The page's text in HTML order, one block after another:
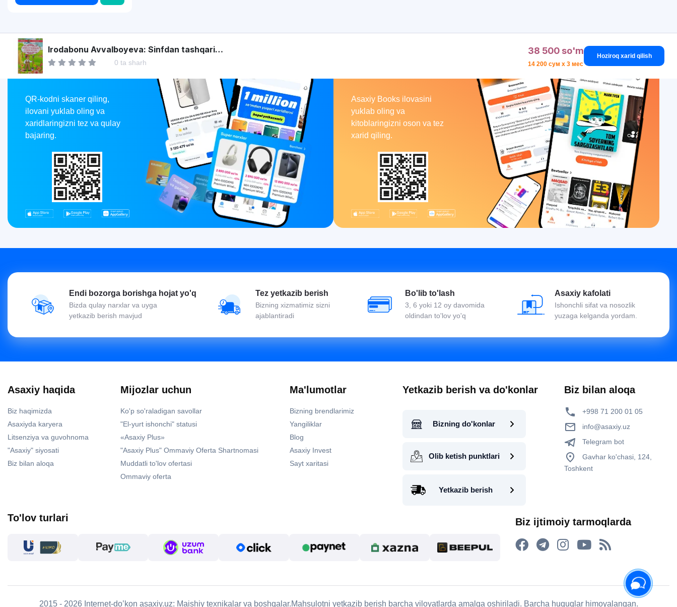
Irodabonu Avvalboyeva: Sinfdan tashqari
o‘qish kitobi 3
0 ta sharh
38 500 so'm
14 200 сум x 3 мес
Hoziroq xarid qilish
Asaxiy
Market
QR-kodni skaner qiling,
ilovani yuklab oling va
xaridlaringizni tez va qulay
bajaring.
Asaxiy Books ilovasini
yuklab oling va
kitoblaringizni oson va tez
xarid qiling.
Endi bozorga borishga hojat yo'q
Bizda qulay narxlar va uyga
yetkazib berish mavjud
Tez yetkazib berish
Bizning xizmatimiz sizni
ajablantiradi
Bo'lib to'lash
3, 6 yoki 12 oy davomida
oldindan to'lov yo'q
Asaxiy kafolati
Ishonchli sifat va nosozlik
yuzaga kelganda yordam.
Asaxiy haqida
Biz haqimizda
Asaxiyda karyera
Litsenziya va guvohnoma
"Asaxiy" siyosati
Biz bilan aloqa
Mijozlar uchun
Ko'p so'raladigan savollar
"El-yurt ishonchi" statusi
«Asaxiy Plus»
"Asaxiy Plus" Ommaviy Oferta Shartnomasi
Muddatli to'lov ofertasi
Ommaviy oferta
Ma'lumotlar
Bizning brendlarimiz
Yangiliklar
Blog
Asaxiy Invest
Sayt xaritasi
Yetkazib berish va do'konlar
Bizning do'konlar
Olib ketish punktlari
Yetkazib berish
Biz bilan aloqa
+998 71 200 01 05
info@asaxiy.uz
Telegram bot
Gavhar ko'chasi, 124,
Toshkent
To'lov turlari Biz ijtimoiy tarmoqlarda
2015 - 2026 Internet-do’kon asaxiy.uz: Maishiy texnikalar va boshqalar.Mahsulotni yetkazib berish barcha viloyatlarda amalga oshiriladi. Barcha huquqlar himoyalangan.